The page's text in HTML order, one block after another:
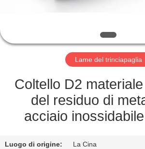
FABBRICA
CONTROLLO
DELLA
NOTIZIE
Lame del trinciapaglia
Coltello D2
del residuo di
acciaio
Luogo di origine: La Cina